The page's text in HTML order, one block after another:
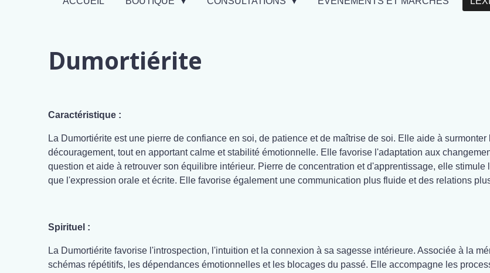
Dumortiérite
Caractéristique :
La Dumortiérite est une pierre de confiance en soi, de patience et de maîtrise de soi. Elle aide à
découragement, tout en apportant calme et stabilité émotionnelle. Elle favorise l'adaptation aux
question et aide à retrouver son équilibre intérieur. Pierre de concentration et d'apprentissage, elle
que l'expression orale et écrite. Elle favorise également une communication plus fluide et des relations
Spirituel :
La Dumortiérite favorise l'introspection, l'intuition et la connexion à sa sagesse intérieure. Associée à la
schémas répétitifs, les dépendances émotionnelles et les blocages du passé. Elle accompagne les